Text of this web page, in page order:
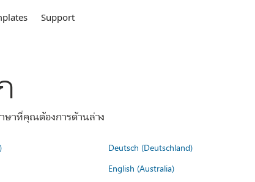
Support
ษาที่คุณต้องการด้านล่าง
Deutsch (Deutschland)
English (Australia)